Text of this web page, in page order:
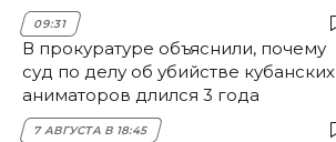
09:31
В прокуратуре объяснили, почему
суд по делу об убийстве кубанских
аниматоров длился 3 года
7 АВГУСТА В 18:45